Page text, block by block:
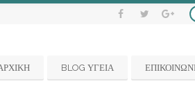
BLOG ΥΓΕΙΑ